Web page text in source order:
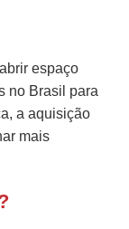
espaço
no Brasil para
a aquisição
mais